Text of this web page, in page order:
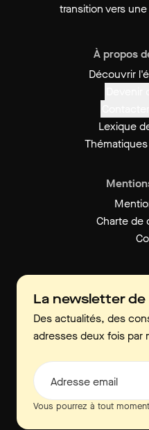
transition vers
À propos
Découvrir
Lexique
Charte de
La newsletter de
Des actualités, des
adresses deux fois par
Adresse email
Vous pourrez à tout